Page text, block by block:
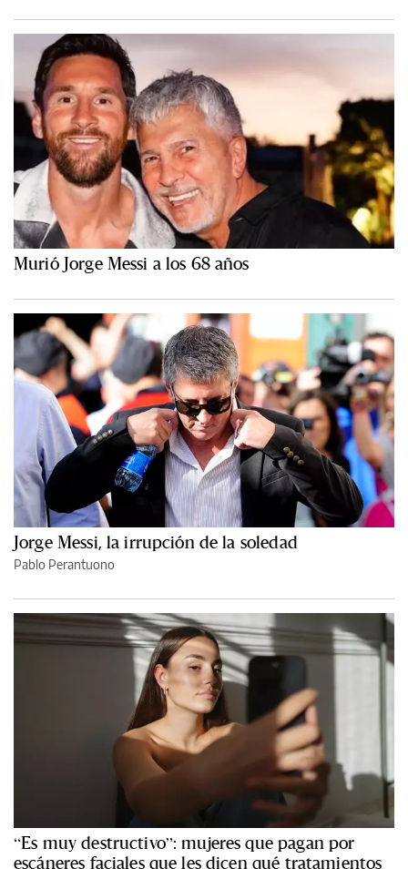
Murió Jorge Messi a los 68 años
Jorge Messi, la irrupción de la soledad
Pablo Perantuono
“Es muy destructivo”: mujeres que pagan por
escáneres faciales que les dicen qué tratamientos